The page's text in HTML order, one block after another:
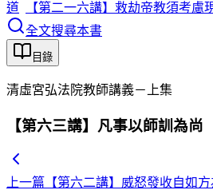
道
【第二一六講】救劫帝教須考慮
全文搜尋本書
目錄
清虛宮弘法院教師講義－上集
【第六三講】凡事以師訓為尚
上一篇 【第六二講】威怒發收自如